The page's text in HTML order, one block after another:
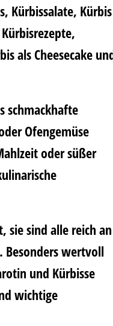
Kürbissalate, Kürbis
als Cheesecake
schmackhafte
Ofengemüse
oder süßer
sie sind alle reich an
wertvoll
und Kürbisse
wichtige